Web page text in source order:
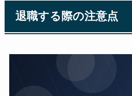
退職する際の注意点